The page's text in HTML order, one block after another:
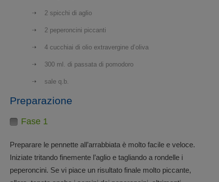
2 spicchi di aglio
2 peperoncini piccanti
4 cucchiai di olio extravergine d’oliva
300 ml. di passata di pomodoro
sale q.b.
Preparazione
Fase 1
Preparare le pennette all’arrabbiata è molto facile e veloce.
Iniziate tritando finemente l’aglio e tagliando a rondelle i
peperoncini. Se vi piace un risultato finale molto piccante,